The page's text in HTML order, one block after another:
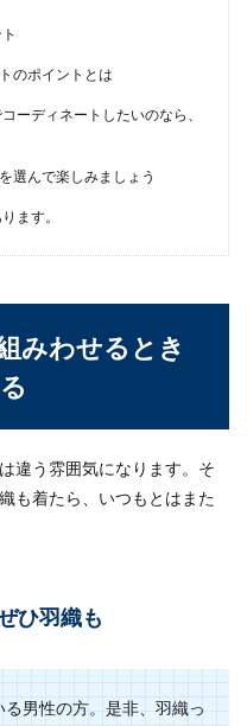
いうことは素敵なことです。でも
性がスッキリと見えるコ
性必見！40代になっても
ツを教えます
り方とコツ
のポイントとは
ーディネートしたいのなら、
選んで楽しみましょう
ます。
みわせるとき
違う雰囲気になります。そ
も着たら、いつもとはまた
ひ羽織も
男性の方。是非、羽織っ